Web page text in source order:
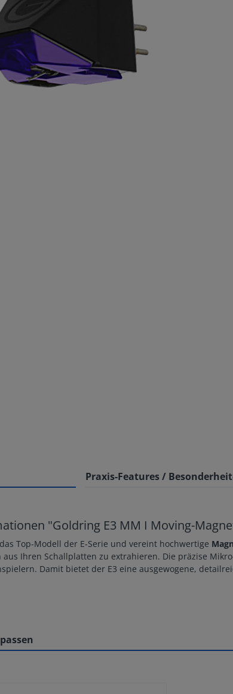
Praxis-Features /
"Goldring E3 MM I Moving-
Top-Modell der E-Serie und vereint hochwertige
Ihren Schallplatten zu extrahieren. Die präzise
Damit bietet der E3 eine ausgewogene,